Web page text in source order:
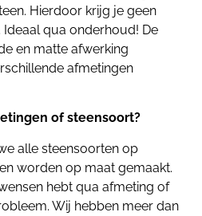
Hierdoor krijg je geen
qua onderhoud! De
en matte afwerking
afmetingen
of steensoort?
alle steensoorten op
worden op maat gemaakt.
hebt qua afmeting of
Wij hebben meer dan